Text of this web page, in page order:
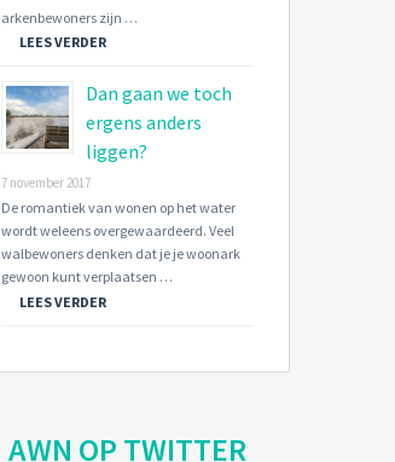
arkenbewoners zijn …
LEES VERDER
Dan gaan we toch
ergens anders
liggen?
7 november 2017
De romantiek van wonen op het water
wordt weleens overgewaardeerd. Veel
walbewoners denken dat je je woonark
gewoon kunt verplaatsen …
LEES VERDER
AWN OP TWITTER